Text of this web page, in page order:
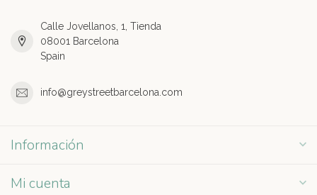
Calle Jovellanos, 1, Tienda
08001 Barcelona
Spain
info@greystreetbarcelona.com
Información
Mi cuenta